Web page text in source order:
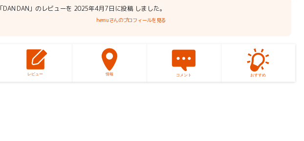
DAN DAN」のレビューを 2025年4月7日に投稿 しました。
hemuさんのプロフィールを見る
レビュー 情報 コメント おすすめ